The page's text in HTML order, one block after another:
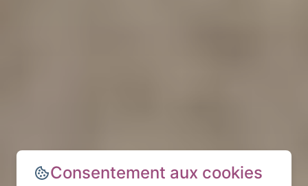
Consentement aux cookies